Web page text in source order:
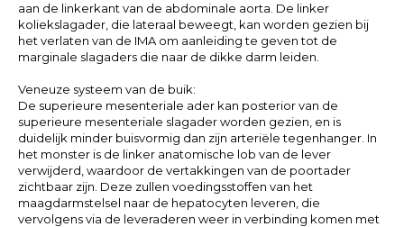
aan de linkerkant van de abdominale aorta. De linker
koliekslagader, die lateraal beweegt, kan worden gezien bij
het verlaten van de IMA om aanleiding te geven tot de
marginale slagaders die naar de dikke darm leiden.
Veneuze systeem van de buik:
De superieure mesenteriale ader kan posterior van de
superieure mesenteriale slagader worden gezien, en is
duidelijk minder buisvormig dan zijn arteriële tegenhanger. In
het monster is de linker anatomische lob van de lever
verwijderd, waardoor de vertakkingen van de poortader
zichtbaar zijn. Deze zullen voedingsstoffen van het
maagdarmstelsel naar de hepatocyten leveren, die
vervolgens via de leveraderen weer in verbinding komen met